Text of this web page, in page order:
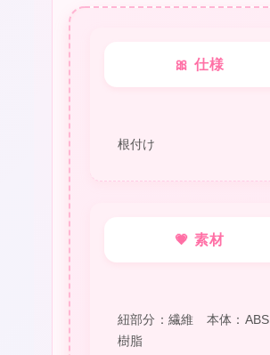
🎀 仕様
根付け
💗 素材
紐部分：繊維 本体：ABS
樹脂